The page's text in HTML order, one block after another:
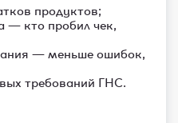
продуктов;
— кто пробил чек,
— меньше ошибок,
требований ГНС.